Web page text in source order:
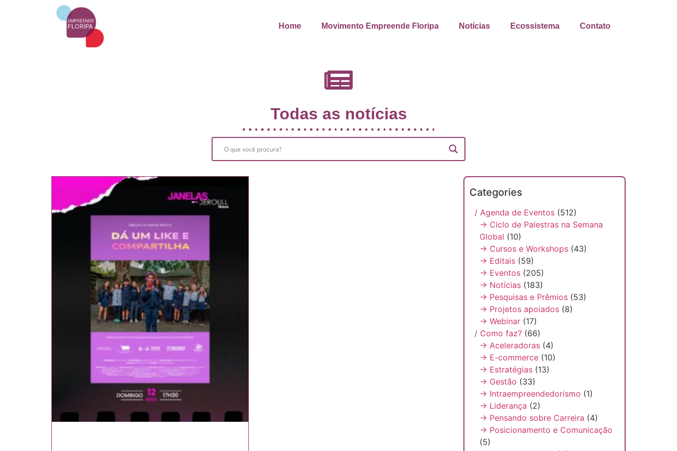
Home Movimento Empreende Floripa Notícias Ecossistema Contato
Todas as notícias
Categories
/ Agenda de Eventos (512)
→ Ciclo de Palestras na Semana
Global (10)
→ Cursos e Workshops (43)
→ Editais (59)
→ Eventos (205)
→ Notícias (183)
→ Pesquisas e Prêmios (53)
→ Projetos apoiados (8)
→ Webinar (17)
/ Como faz? (66)
→ Aceleradoras (4)
→ E-commerce (10)
→ Estratégias (13)
→ Gestão (33)
→ Intraempreendedorismo (1)
→ Liderança (2)
→ Pensando sobre Carreira (4)
→ Posicionamento e Comunicação
(5)